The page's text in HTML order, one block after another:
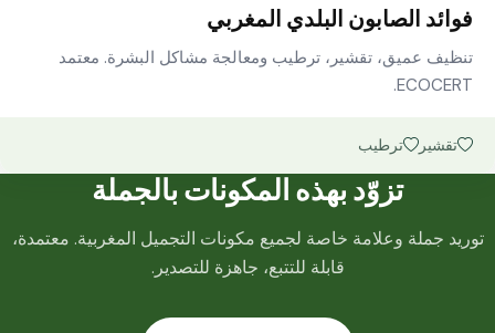
فوائد الصابون البلدي المغربي
تنظيف عميق، تقشير، ترطيب ومعالجة مشاكل البشرة. معتمد
ECOCERT.
تقشير ترطيب
تزوّد بهذه المكونات بالجملة
توريد جملة وعلامة خاصة لجميع مكونات التجميل المغربية. معتمدة،
قابلة للتتبع، جاهزة للتصدير.